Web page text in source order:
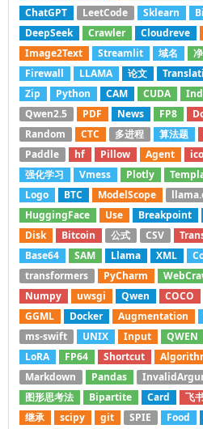
ChatGPT
LeetCode Sklearn
DeepSeek
Crawler Cloudreve
Image2Text
Streamlit 域名
Firewall
LLAMA 论文
Zip
Python CAM CUDA
Qwen2.5
PDF News FP8
Random
CTC 多进程 算法题
Paddle
hf Pillow Agent
强化学习
Vmess Plotly
Logo
BTC ModelScope
HuggingFace
Use Breakpoint
Disk
Bitcoin 公式 CSV
Base64
SAM Llama XML
transformers
PyCharm
Numpy
uwsgi Qwen COCO
GGML
Docker Augmentation
ms-swift
UNIX Input QWEN
LoRA
FP64 Shortcut
Markdown
Pandas
图形思考法
Bipartite Card 飞
继承
scipy git SPIE Food